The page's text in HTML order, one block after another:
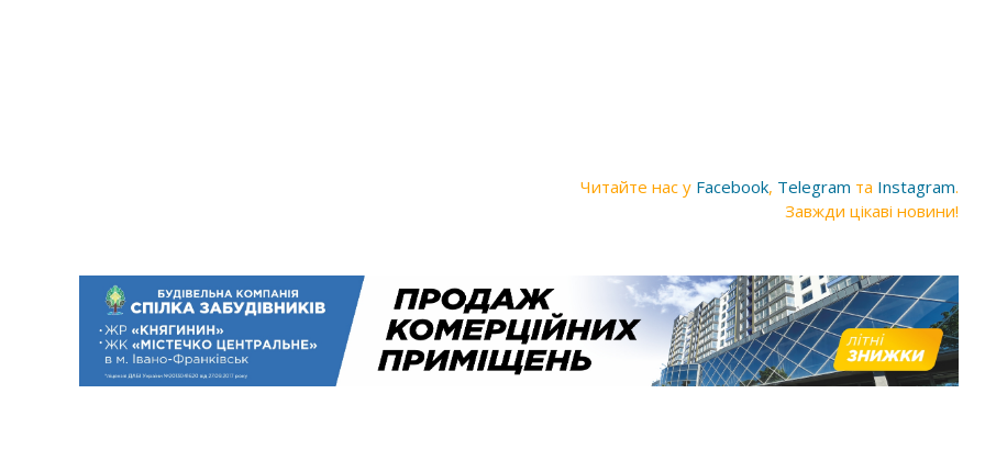
Читайте нас у Facebook, Telegram та Instagram.
Завжди цікаві новини!